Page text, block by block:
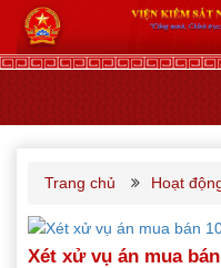
Trang chủ Hoạt
Xét xử vụ án mua